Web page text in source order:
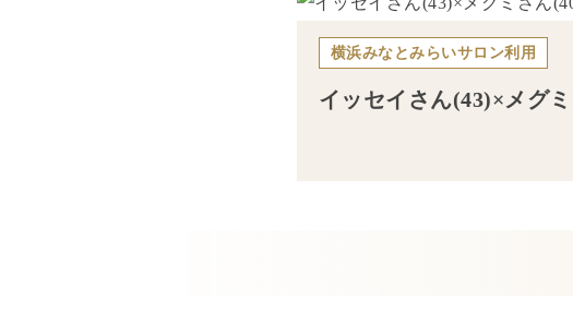
横浜みなとみらいサロン利用
イッセイ さん(43)×メグミ